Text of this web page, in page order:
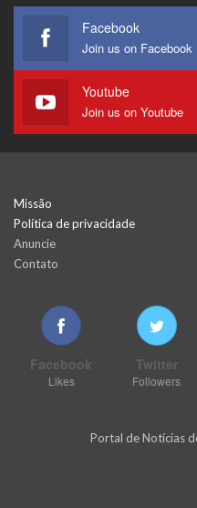
Facebook
Join us on Facebook
Youtube
Join us on Youtube
Missão
Política de privacidade
Anuncie
Contato
Facebook
Likes
Twitter
Followers
Portal de Notícias